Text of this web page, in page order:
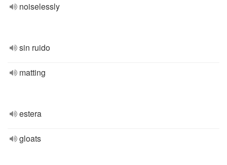
noiselessly
sin ruido
matting
estera
gloats